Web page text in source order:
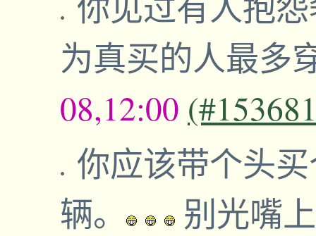
为真买的人最多
08,12:00
你应该带个头
辆。
别光嘴